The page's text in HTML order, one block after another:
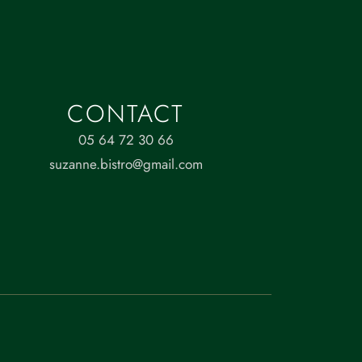
CONTACT
05 64 72 30 66
suzanne.bistro@gmail.com